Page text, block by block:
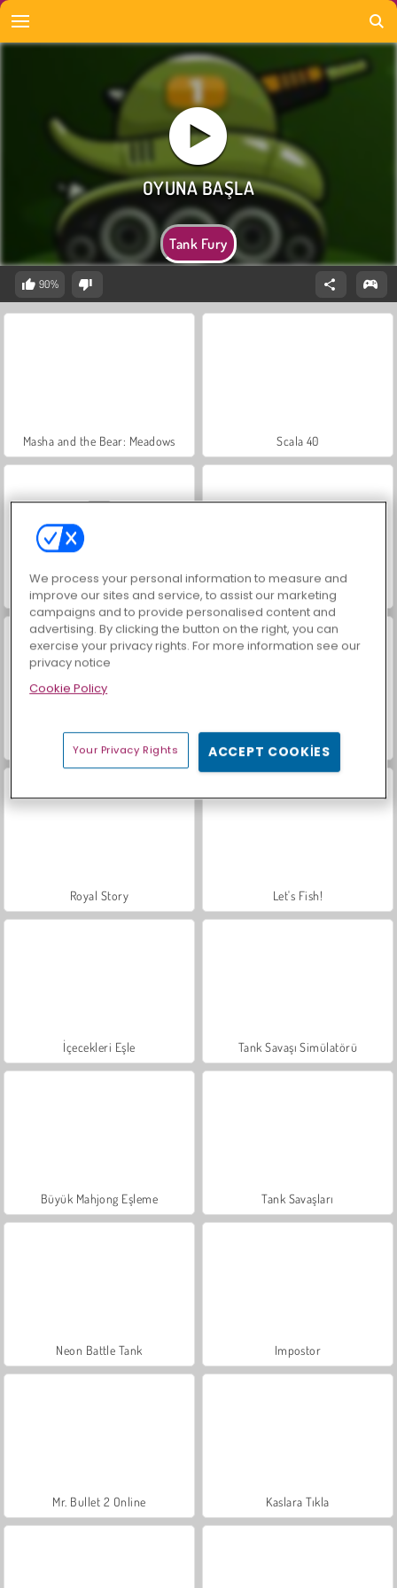
Tank Fury
90%
Masha and the Bear: Meadows Scala 40
Sosyal İskambil Trollface Quest: USA 2
Mücevher Bahçesi Hikayesi Farm Merge Valley
Royal Story Let's Fish!
İçecekleri Eşle Tank Savaşı Simülatörü
Büyük Mahjong Eşleme Tank Savaşları
Neon Battle Tank Impostor
Mr. Bullet 2 Online Kaslara Tıkla
We process your personal information to measure and
improve our sites and service, to assist our marketing
campaigns and to provide personalised content and
advertising. By clicking the button on the right, you can
exercise your privacy rights. For more information see our
privacy notice
Cookie Policy
Your Privacy Rights ACCEPT COOKIES